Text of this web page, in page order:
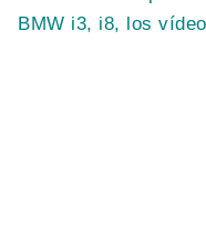
BMW i3, i8, los